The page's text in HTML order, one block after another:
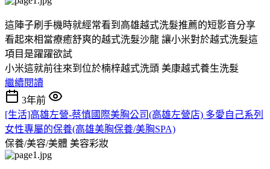
這陣子刷手機時就經常看到高雄越式洗髮推薦的短影音分享
看起來相當療癒舒爽的越式洗髮沙龍 讓小米對於越式洗髮這
項目是躍躍欲試
小米這就前往來到位於楠梓越式洗頭 美康越式養生洗髮
繼續閱讀
3年前
[生活]高雄左營-蔡慎國際美胸公司(高雄左營店) 多愛自己系列
女性專屬的保養(高雄美胸保養/美胸SPA)
保養/美容/美體 美容彩妝